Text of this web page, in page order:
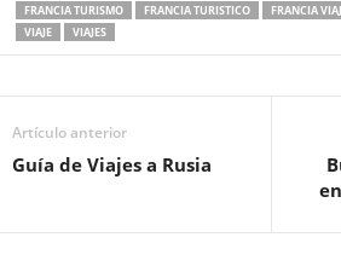
FRANCIA TURISMO
FRANCIA TURISTICO FRANCIA
VIAJE
VIAJES
Artículo anterior
Guía de Viajes a Rusia